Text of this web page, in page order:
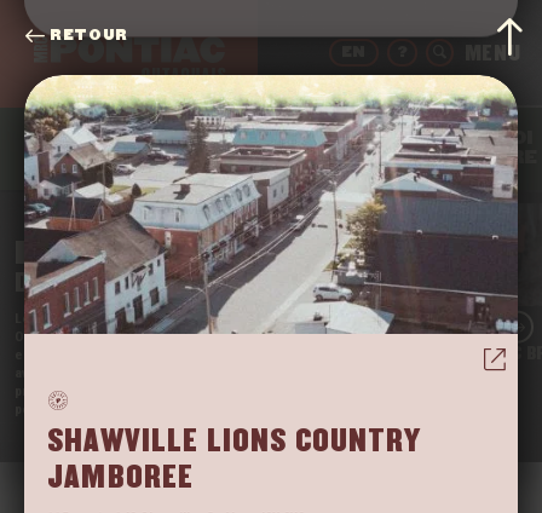
BOIRE MANGER DORMIR
QUOI
FAIRE
BIENVENUE
DANS LE PONTIAC
LeFar West du Québec, c’est chez nous en
Outaouais. Et on en est fier·ères! Notre région
profiter de la tranquillité de nos vastes espaces
pendant qu’il est encore temps!
POURVOIRIE LAC
VOIR
SHAWVILLE LIONS COUNTRY
JAMBOREE
RETOUR